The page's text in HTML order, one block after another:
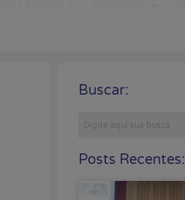
Buscar:
Posts Recentes: